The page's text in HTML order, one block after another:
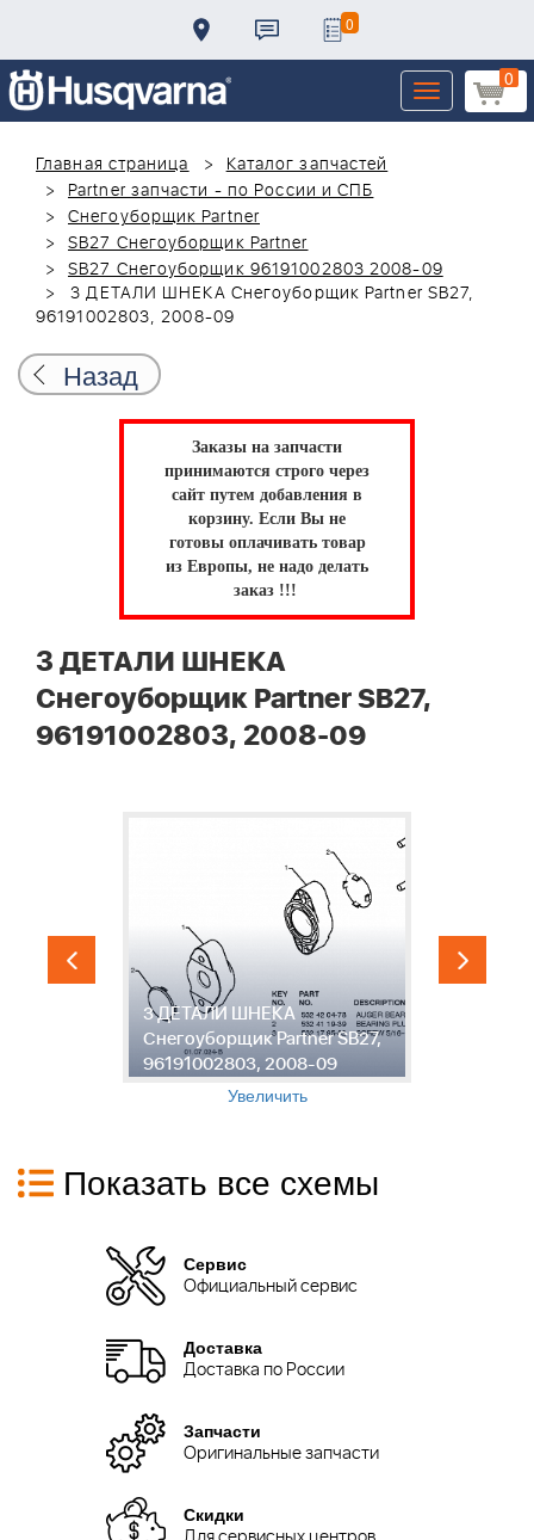
0
0
Toggle
navigation
Главная страница
Каталог запчастей
Partner запчасти - по России и СПБ
Снегоуборщик Partner
SB27 Снегоуборщик Partner
SB27 Снегоуборщик 96191002803 2008-09
3 ДЕТАЛИ ШНЕКА Снегоуборщик Partner SB27,
96191002803, 2008-09
Назад
Заказы на запчасти
принимаются строго через
сайт путем добавления в
корзину. Если Вы не
готовы оплачивать товар
из Европы, не надо делать
заказ !!!
3 ДЕТАЛИ ШНЕКА
Снегоуборщик Partner SB27,
96191002803, 2008-09
3 ДЕТАЛИ ШНЕКА
Снегоуборщик Partner SB27,
96191002803, 2008-09
Увеличить
Показать все схемы
Сервис
Официальный сервис
Доставка
Доставка по России
Запчасти
Оригинальные запчасти
Скидки